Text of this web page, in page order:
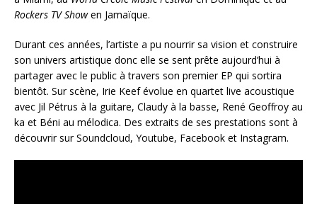
Rockers TV Showen Jamaïque.
Durant ces années, l’artiste a pu nourrir sa vision et construire
son univers artistique donc elle se sent prête aujourd’hui à
partager avec le public à travers son premier EP qui sortira
bientôt. Sur scène, Irie Keef évolue en quartet live acoustique
avec Jil Pétrus à la guitare, Claudy à la basse, René Geoffroy au
ka et Béni au mélodica. Des extraits de ses prestations sont à
découvrir sur Soundcloud, Youtube, Facebook et Instagram.